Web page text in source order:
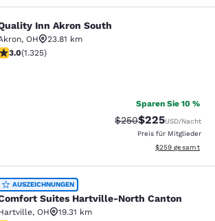
Akron South
Inn Akron South
, OH
23.81 km
Sterne-Bewertung. Mittelmäßig. 1325
3.0(1.325)
Sparen Sie 10 %
Durchgestrichener
$250Vergünstigter
$225USD/Nacht
Preis für Mitglieder
Geschätzte
$259 gesamt
Hartville-North
AUSZEICHNUNGEN
Suites Hartville-North Canton
, OH
19.31 km